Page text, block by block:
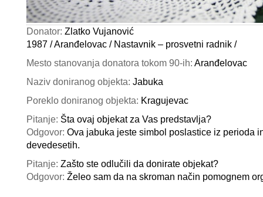
Donator: Zlatko Vujanović
1987 / Aranđelovac / Nastavnik – prosvetni radnik /
Mesto stanovanja donatora tokom 90-ih: Aranđelovac
Naziv doniranog objekta: Jabuka
Poreklo doniranog objekta: Kragujevac
Pitanje: Šta ovaj objekat za Vas predstavlja?
Odgovor: Ova jabuka jeste simbol poslastice iz perioda
devedesetih.
Pitanje: Zašto ste odlučili da donirate objekat?
Odgovor: Želeo sam da na skroman način pomognem